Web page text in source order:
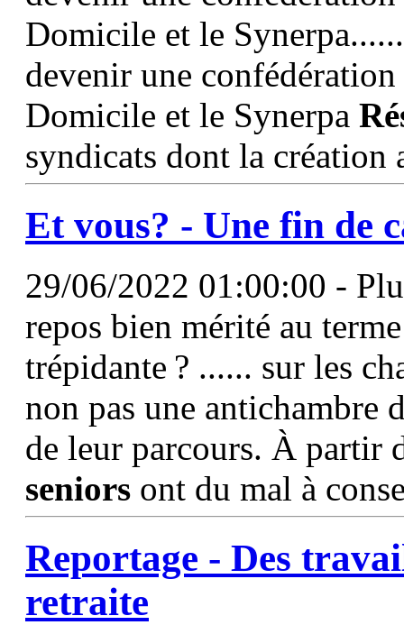
Domicile et le
devenir une
Domicile et le Synerpa
syndicats dont la création
Et vous? - Une fin de
29/06/2022 01:00:00 -
repos bien mérité au
trépidante ? ...... sur les
non pas une antichambre
de leur parcours. À partir
seniors ont du mal à
Reportage - Des
retraite